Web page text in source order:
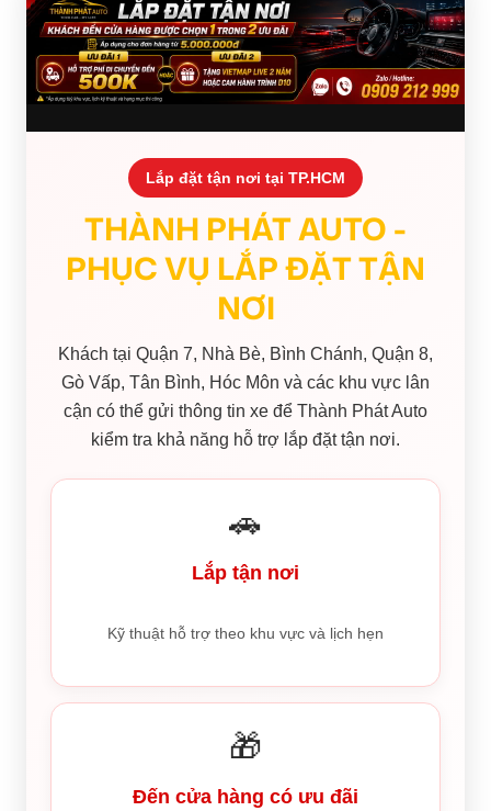
Lắp đặt tận nơi tại TP.HCM
THÀNH PHÁT AUTO -
PHỤC VỤ LẮP ĐẶT TẬN
NƠI
Khách tại Quận 7, Nhà Bè, Bình Chánh, Quận 8,
Gò Vấp, Tân Bình, Hóc Môn và các khu vực lân
cận có thể gửi thông tin xe để Thành Phát Auto
kiểm tra khả năng hỗ trợ lắp đặt tận nơi.
🚗
Lắp tận nơi
Kỹ thuật hỗ trợ theo khu vực và lịch hẹn
🎁
Đến cửa hàng có ưu đãi